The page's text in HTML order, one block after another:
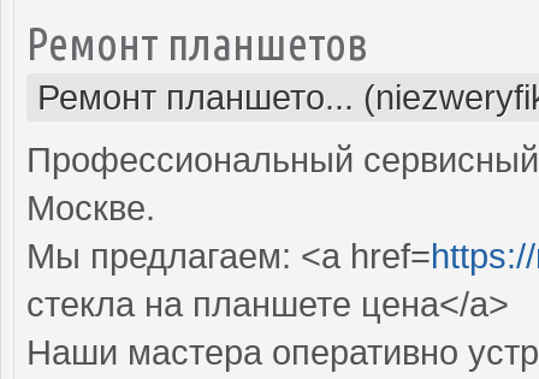
Ремонт планшетов
Ремонт планшето...
Профессиональный
Москве.
Мы предлагаем: <a href=
стекла на планшете цена</a>
Наши мастера оперативно